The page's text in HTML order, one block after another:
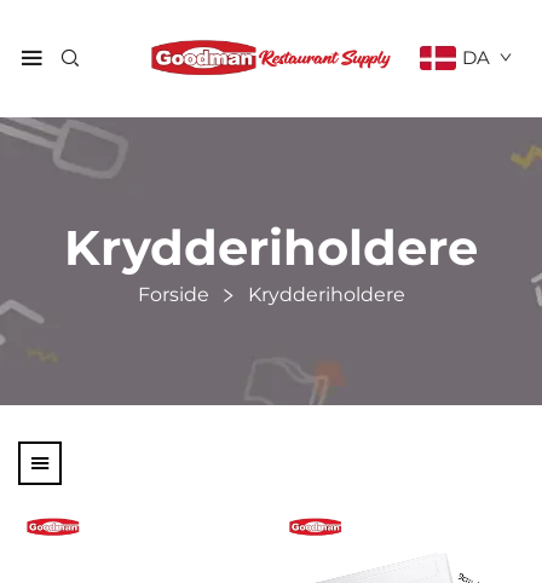
DA
Krydderiholdere
Forside Krydderiholdere